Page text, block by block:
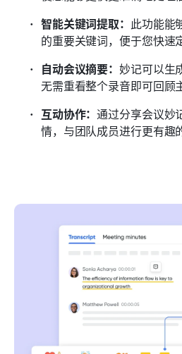
智能关键词提取： 此功能能
的重要关键词，便于您快速
自动会议摘要：妙记可以生
无需重看整个录音即可回顾
互动协作：通过分享会议妙
情，与团队成员进行更有趣